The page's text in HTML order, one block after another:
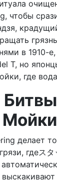
чтобы
в 1910-
T, но
где
делает
гдеス